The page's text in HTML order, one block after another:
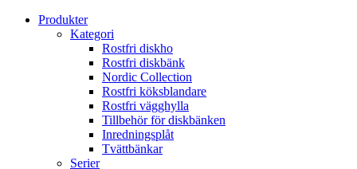
Produkter
Kategori
Rostfri diskho
Rostfri diskbänk
Nordic Collection
Rostfri köksblandare
Rostfri vägghylla
Tillbehör för diskbänken
Inredningsplåt
Tvättbänkar
Serier